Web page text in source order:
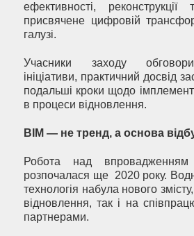
ефективності, реконструкції
присвячене цифровій
галузі.
Учасники заходу
ініціативи, практичний досвід
подальші кроки щодо
в процеси відновлення.
BIM — не тренд, а основа
Робота над
розпочалася ще 2020 року.
технологія набула нового
відновлення, так і на
партнерами.